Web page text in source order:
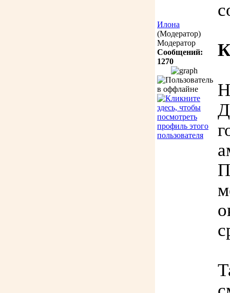
Илона
(Модератор)
Модератор
Сообщений:
1270